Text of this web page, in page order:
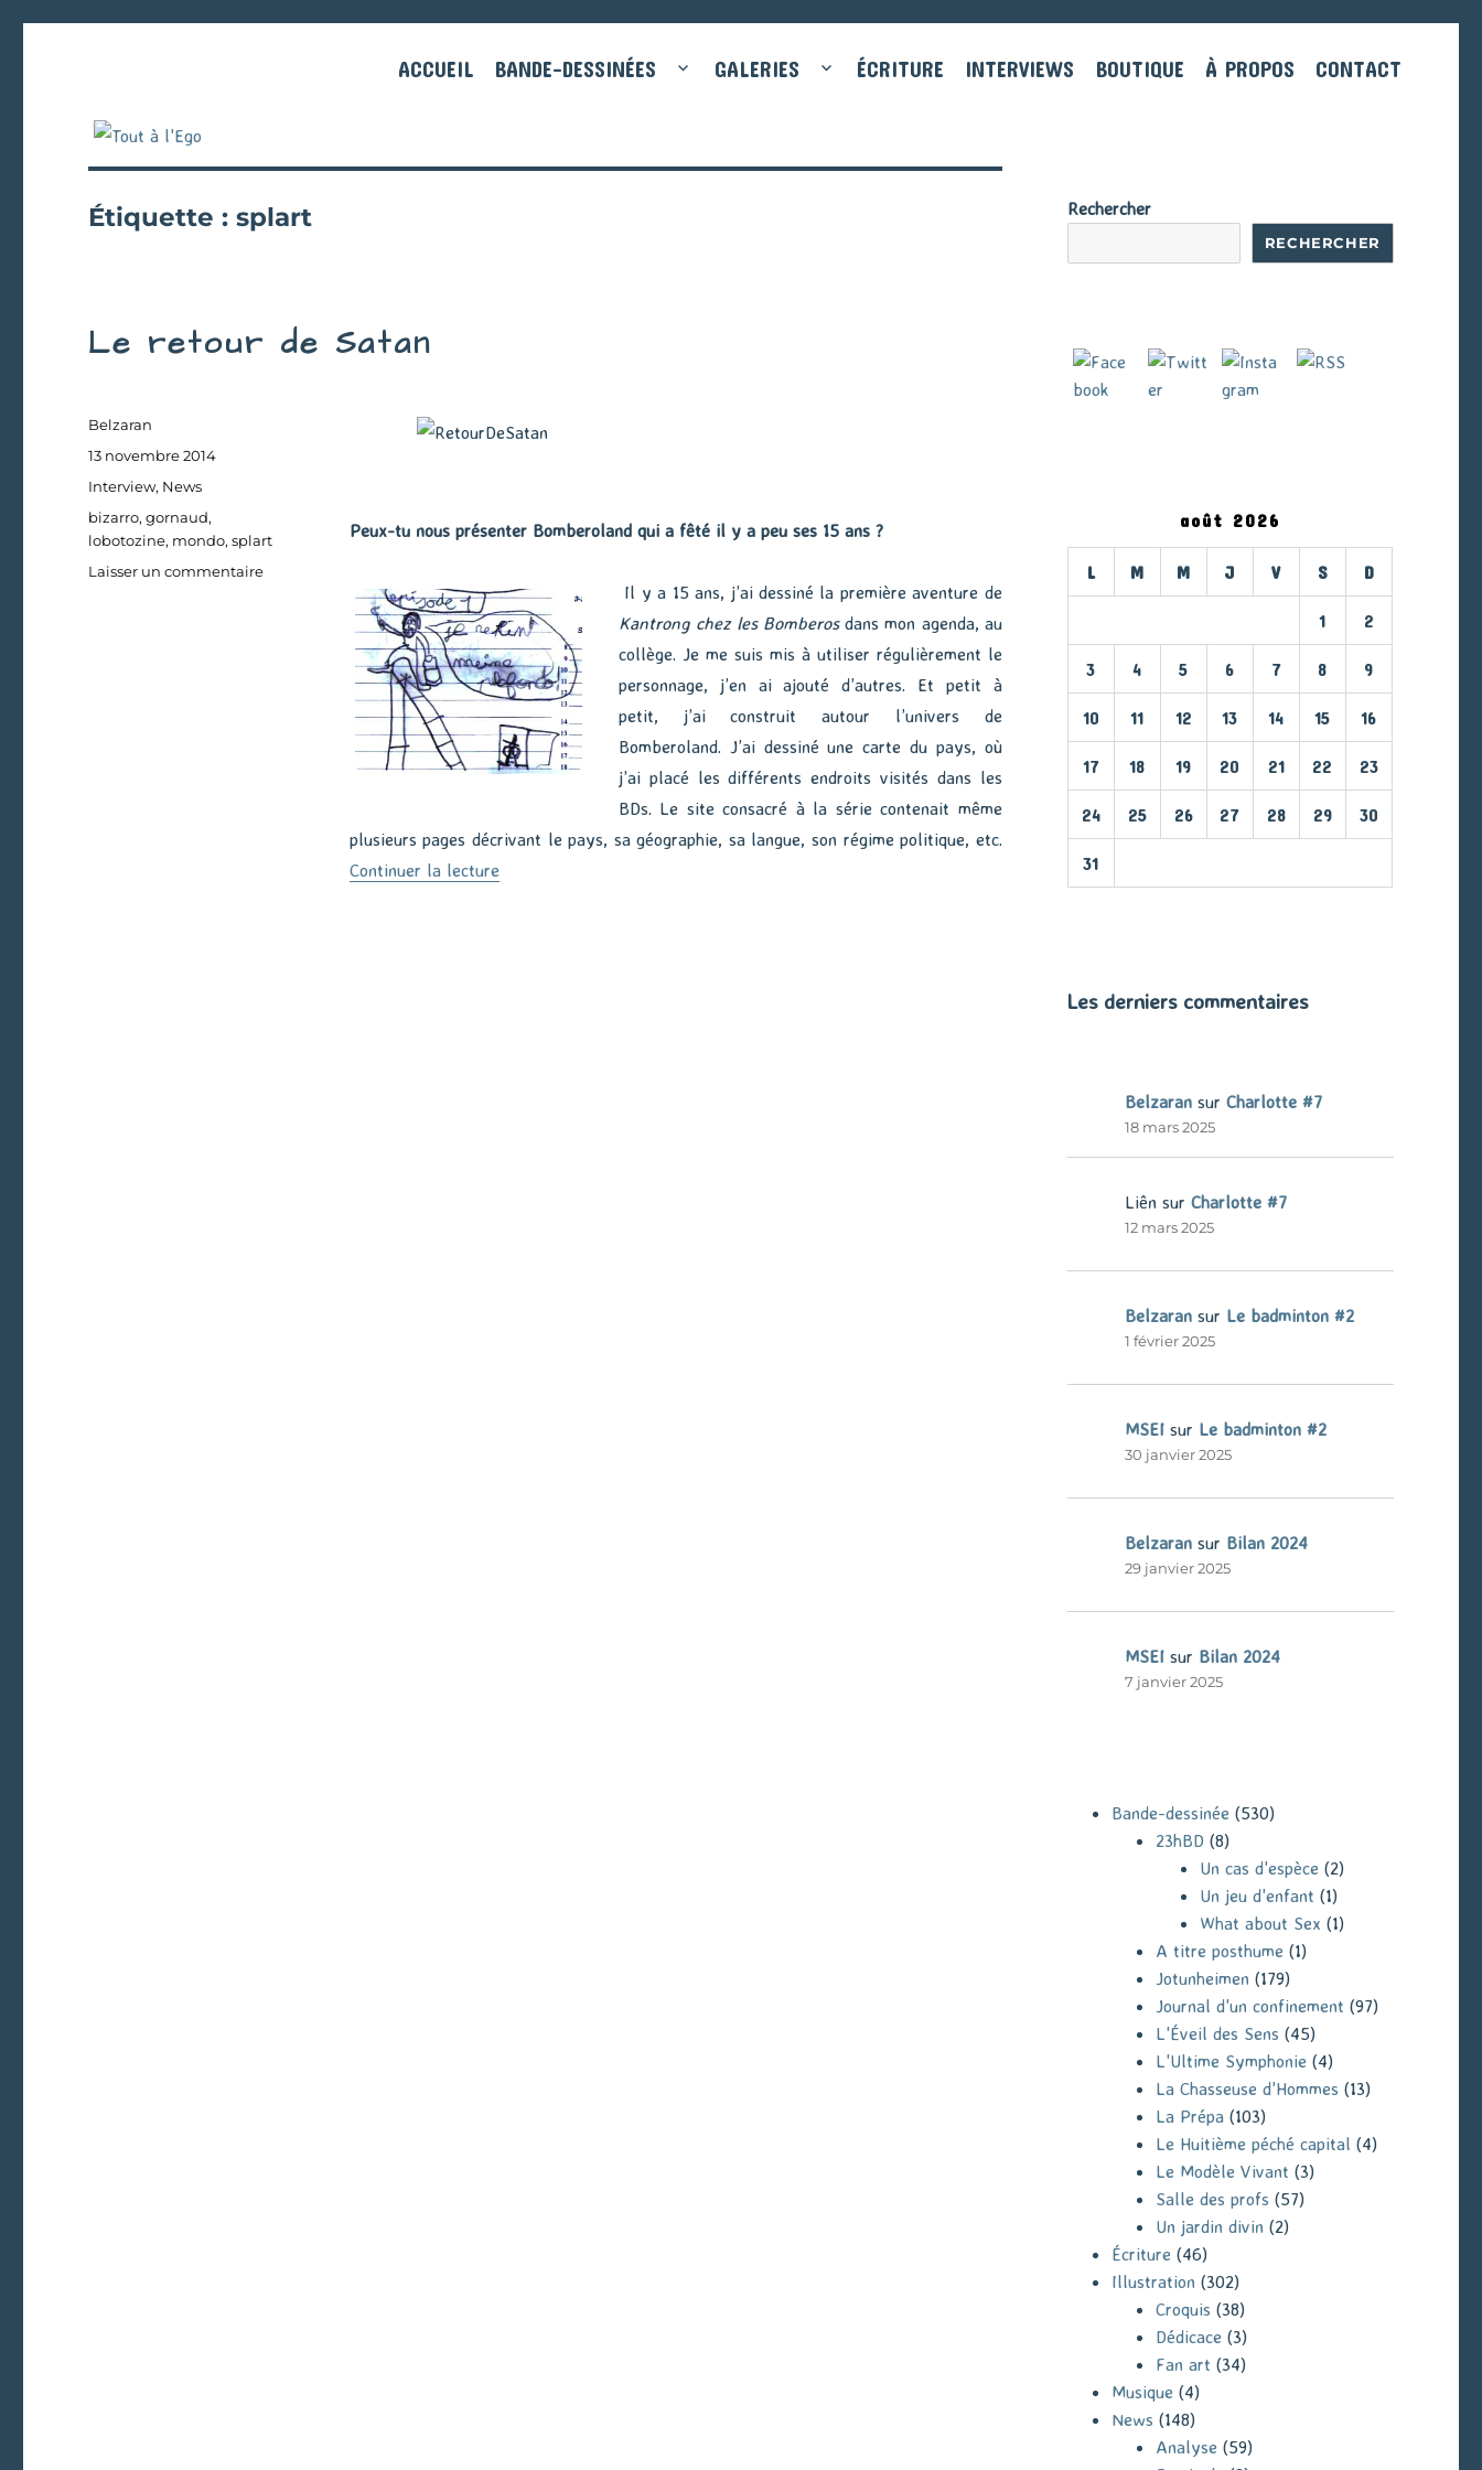
ACCUEIL BANDE-DESSINÉES GALERIES ÉCRITURE INTERVIEWS BOUTIQUE À PROPOS CONTACT
Étiquette :splart
Le retour de Satan
Peux-tu nous présenter Bomberoland qui a fêté il y a peu ses 15 ans ?
Il y a 15 ans, j’ai dessiné la première aventure de
Kantrong chez les Bomberosdans mon agenda, au
collège. Je me suis mis à utiliser régulièrement le
personnage, j’en ai ajouté d’autres. Et petit à
petit, j’ai construit autour l’univers de
Bomberoland. J’ai dessiné une carte du pays, où
j’ai placé les différents endroits visités dans les
BDs. Le site consacré à la série contenait même
plusieurs pages décrivant le pays, sa géographie, sa langue, son régime politique, etc.
Continuer la lecturede « Le retour de Satan »
Auteur
Belzaran
Publié
13 novembre 2014
Catégories
Interview, News
Étiquettes
bizarro,gornaud,
lobotozine, mondo,splart
Laisser un commentairesur
Rechercher
RECHERCHER
août 2026
L M M J V S D
1 2
3 4 5 6 7 8 9
10 11 12 13 14 15 16
17 18 19 20 21 22 23
24 25 26 27 28 29 30
31
Les derniers commentaires
Belzaransur Charlotte #7
18 mars 2025
Liên sur Charlotte #7
12 mars 2025
Belzaransur Le badminton #2
1 février 2025
MSEIsur Le badminton #2
30 janvier 2025
Belzaransur Bilan 2024
29 janvier 2025
MSEIsur Bilan 2024
7 janvier 2025
Bande-dessinée (530)
23hBD (8)
Un cas d'espèce (2)
Un jeu d'enfant (1)
What about Sex (1)
A titre posthume (1)
Jotunheimen (179)
Journal d'un confinement (97)
L'Éveil des Sens (45)
L'Ultime Symphonie (4)
La Chasseuse d'Hommes (13)
La Prépa(103)
Le Huitième péché capital (4)
Le Modèle Vivant (3)
Salle des profs (57)
Un jardin divin (2)
Écriture (46)
Illustration (302)
Croquis (38)
Dédicace (3)
Fan art (34)
Musique (4)
News (148)
Analyse (59)